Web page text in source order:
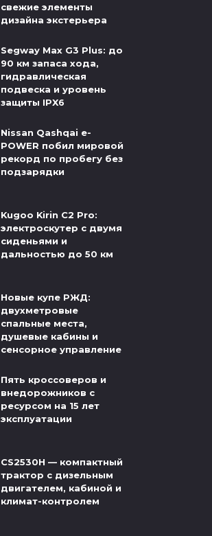
свежие элементы
дизайна экстерьера
Segway Max G3 Plus: до
90 км запаса хода,
гидравлическая
подвеска и уровень
защиты IPX6
Nissan Qashqai e-
POWER побил мировой
рекорд по пробегу без
подзарядки
Kugoo Kirin C2 Pro:
электроскутер с двумя
сиденьями и
дальностью до 50 км
Новые купе РЖД:
двухметровые
спальные места,
душевые кабины и
сенсорное управление
Пять кроссоверов и
внедорожников с
ресурсом на 15 лет
эксплуатации
CS2530H — компактный
трактор с дизельным
двигателем, кабиной и
климат-контролем